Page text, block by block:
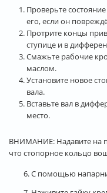
Проверьте
его, если он
Протрите концы
ступице и в
Смажьте рабочие
маслом.
Установите новое
вала.
Вставьте вал в
место.
ВНИМАНИЕ: Надавите на
что стопорное кольцо
6. С помощью